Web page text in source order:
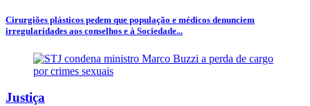
Cirurgiões plásticos pedem que população e médicos denunciem
irregularidades aos conselhos e à Sociedade...
Justiça